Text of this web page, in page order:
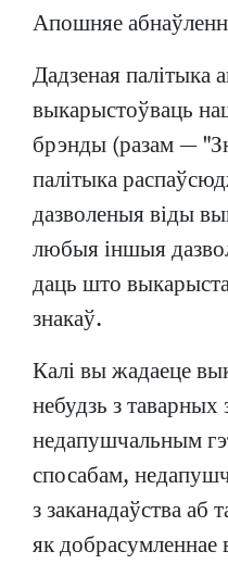
Апошняе
Дадзеная палітыка
выкарыстоўваць
брэнды (разам —
палітыка
дазволеныя віды
любыя іншыя
даць што
знакаў.
Калі вы жадаеце
небудзь з
недапушчальным
спосабам,
з заканадаўства аб
як добрасумленнае